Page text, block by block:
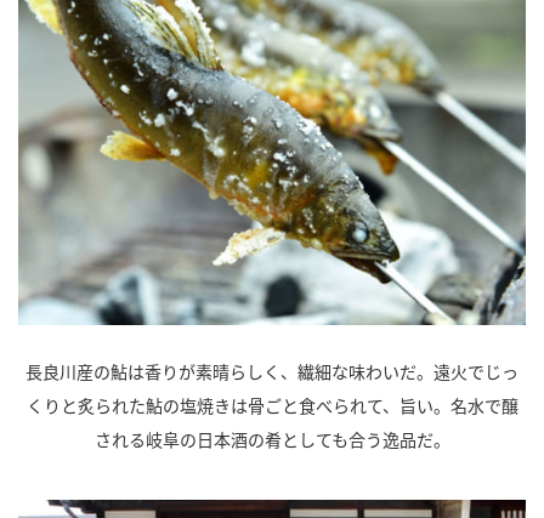
長良川産の鮎は香りが素晴らしく、繊細な味わいだ。遠火でじっ
くりと炙られた鮎の塩焼きは骨ごと食べられて、旨い。名水で醸
される岐阜の日本酒の肴としても合う逸品だ。